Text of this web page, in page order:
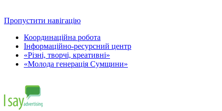
Пропустити навігацію
Координаційна робота
Інформаційно-ресурсний центр
«Різні, творчі, креативні»
«Молода генерація Сумщини»